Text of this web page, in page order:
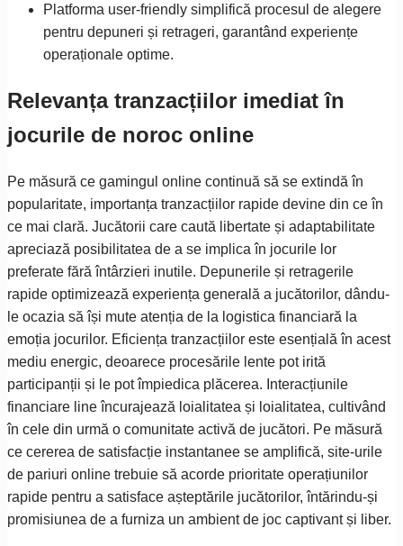
Platforma user-friendly simplifică procesul de alegere
pentru depuneri și retrageri, garantând experiențe
operaționale optime.
Relevanța tranzacțiilor imediat în
jocurile de noroc online
Pe măsură ce gamingul online continuă să se extindă în
popularitate, importanța tranzacțiilor rapide devine din ce în
ce mai clară. Jucătorii care caută libertate și adaptabilitate
apreciază posibilitatea de a se implica în jocurile lor
preferate fără întârzieri inutile. Depunerile și retragerile
rapide optimizează experiența generală a jucătorilor, dându-
le ocazia să își mute atenția de la logistica financiară la
emoția jocurilor. Eficiența tranzacțiilor este esențială în acest
mediu energic, deoarece procesările lente pot irită
participanții și le pot împiedica plăcerea. Interacțiunile
financiare line încurajează loialitatea și loialitatea, cultivând
în cele din urmă o comunitate activă de jucători. Pe măsură
ce cererea de satisfacție instantanee se amplifică, site-urile
de pariuri online trebuie să acorde prioritate operațiunilor
rapide pentru a satisface așteptările jucătorilor, întărindu-și
promisiunea de a furniza un ambient de joc captivant și liber.